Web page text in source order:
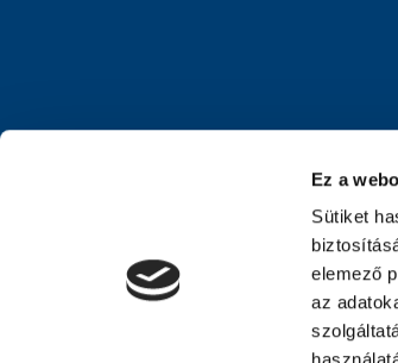
Ez a
Sütiket
elemező
az